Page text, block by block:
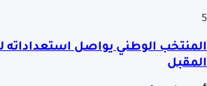
5
المنتخب الوطني يواصل استعداداته
المقبل